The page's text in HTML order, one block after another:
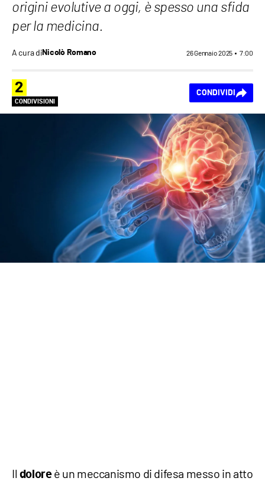
origini evolutive a oggi, è spesso una sfida
per la medicina.
A cura diNicolò Romano 26 Gennaio 2025 7:00
2
CONDIVISIONI
CONDIVIDI
Il doloreè un meccanismo di difesa messo in atto